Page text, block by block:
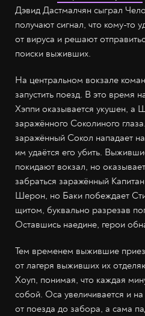
Дэвид Дастмалчян сыграл
получают сигнал, что кому-то
от вируса и решают
поиски выживших.
На центральном вокзале
запустить поезд. В это время
Хэппи оказывается укушен, а
заражённого Соколиного
заражённый Сокол нападает
им удаётся его убить.
покидают вокзал, но
забраться заражённый
Шерон, но Баки побеждает
щитом, буквально разрезав
Оставшись наедине, герои
Тем временем выжившие
от лагеря выживших их
Хоуп, понимая, что каждая
собой. Оса увеличивается и
от поезда до забора, а сама